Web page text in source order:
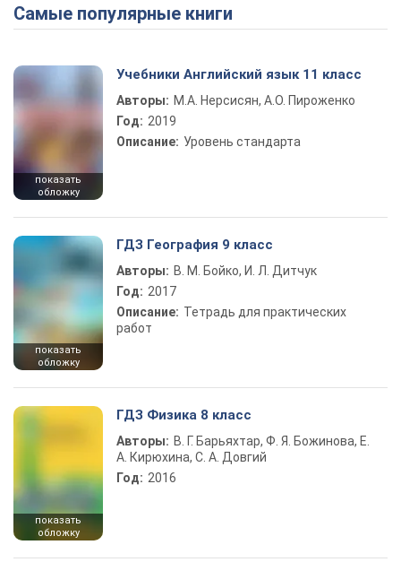
Play Video
Самые популярные книги
показать
обложку
Учебники Английский язык 11 класс
Авторы: М.А. Нерсисян, А.О. Пироженко
Год: 2019
Описание: Уровень стандарта
показать
обложку
ГДЗ География 9 класс
Авторы: В. М. Бойко, И. Л. Дитчук
Год: 2017
Описание: Тетрадь для практических
работ
показать
обложку
ГДЗ Физика 8 класс
Авторы: В. Г. Барьяхтар, Ф. Я. Божинова, Е.
А. Кирюхина, С. А. Довгий
Год: 2016